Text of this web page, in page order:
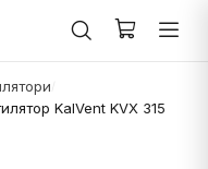
KalVent KVX 315